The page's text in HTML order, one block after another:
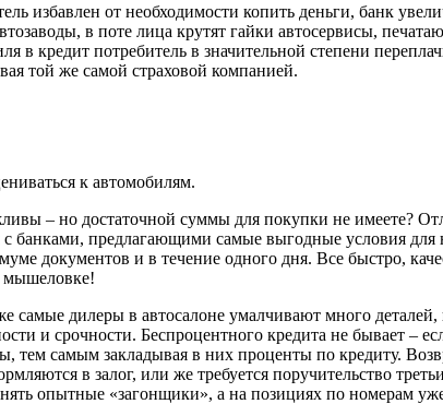
избавлен от необходимости копить деньги, банк
в поте лица крутят гайки автосервисы,
кредит потребитель в значительной степени
той же самой страховой компанией.
к автомобилям.
– но достаточной суммы для покупки не имеете?
банками, предлагающими самые выгодные условия
документов и в течение одного дня. Все быстро,
мышеловке!
самые дилеры в автосалоне умалчивают много
и срочности. Беспроцентного кредита не бывает –
самым закладывая в них проценты по кредиту.
в залог, или же требуется поручительство
опытные «загонщики», а на позициях по номерам